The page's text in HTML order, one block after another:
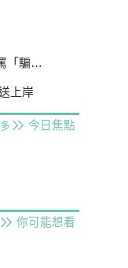
慘了
上岸
今日焦點
你可能想看